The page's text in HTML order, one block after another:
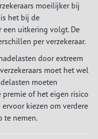
moeilijker bij
het bij de
een uitkering volgt. De
per verzekeraar.
door extreem
moet het wel
moeten
premie of het eigen risico
kiezen om verdere
te nemen.